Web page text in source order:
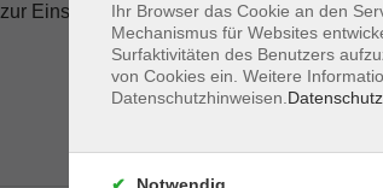
Einstufung die VHS/Fachbereich Tanz.
Ihr Browser das Cookie an den
Mechanismus für Websites
Surfaktivitäten des Benutzers
von Cookies ein. Weitere
Datenschutzhinweisen. Datenschutz
Notwendig